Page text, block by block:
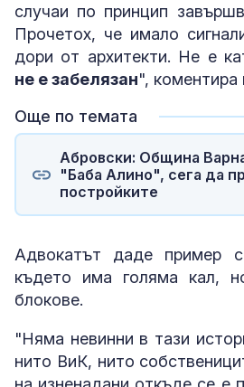
случаи по принцип
Прочетох, че имало
дори от архитекти. Не е
не е забелязан", коментира
Още по темата
Абровски: Община
"Баба Алино", сега да
постройките
Адвокатът даде пример
където има голяма кал,
блокове.
"Няма невинни в тази
нито ВиК, нито